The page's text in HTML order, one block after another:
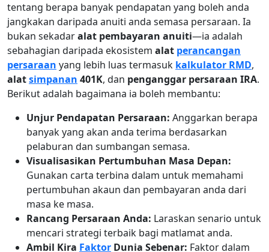
tentang berapa banyak pendapatan yang boleh anda
jangkakan daripada anuiti anda semasa persaraan. Ia
bukan sekadaralat pembayaran anuiti—ia adalah
sebahagian daripada ekosistem alat perancangan
persaraan yang lebih luas termasuk kalkulator RMD,
alatsimpanan 401K, dan penganggar persaraan IRA.
Berikut adalah bagaimana ia boleh membantu:
Unjur Pendapatan Persaraan: Anggarkan berapa
banyak yang akan anda terima berdasarkan
pelaburan dan sumbangan semasa.
Visualisasikan Pertumbuhan Masa Depan:
Gunakan carta terbina dalam untuk memahami
pertumbuhan akaun dan pembayaran anda dari
masa ke masa.
Rancang Persaraan Anda: Laraskan senario untuk
mencari strategi terbaik bagi matlamat anda.
Ambil Kira Faktor Dunia Sebenar: Faktor dalam